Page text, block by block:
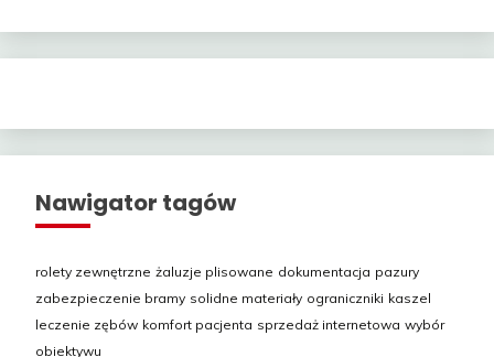
Nawigator tagów
rolety zewnętrzne żaluzje plisowane dokumentacja pazury
zabezpieczenie bramy solidne materiały ograniczniki kaszel
leczenie zębów komfort pacjenta sprzedaż internetowa wybór
obiektywu